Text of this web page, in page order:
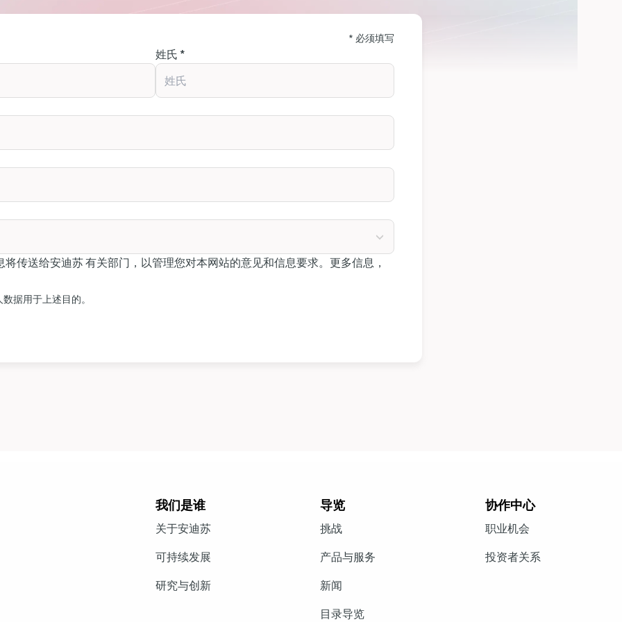
* 必须填写
姓氏 *
传送给安迪苏 有关部门，以管理您对本网站的意见和信息要求。更多信息，
据用于上述目的。
我们是谁
关于安迪苏
可持续发展
研究与创新
导览
挑战
产品与服务
新闻
目录导览
协作中心
职业机会
投资者关系